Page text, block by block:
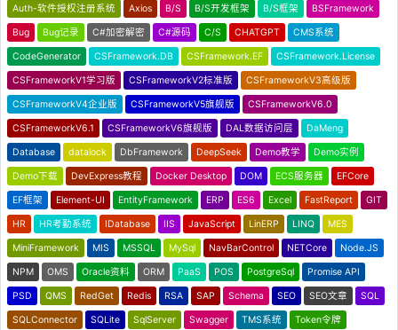
Auth-软件授权注册系统 Axios B/S B/S开发框架 B/S框架 BSFramework
Bug Bug记录 C#加密解密 C#源码 C/S CHATGPT CMS系统
CodeGenerator CSFramework.DB CSFramework.EF CSFramework.License
CSFrameworkV1学习版 CSFrameworkV2标准版 CSFrameworkV3高级版
CSFrameworkV4企业版 CSFrameworkV5旗舰版 CSFrameworkV6.0
CSFrameworkV6.1 CSFrameworkV6旗舰版 DAL数据访问层 DaMeng
Database datalock DbFramework DeepSeek Demo教学 Demo实例
Demo下载 DevExpress教程 Docker Desktop DOM ECS服务器 EFCore
EF框架 Element-UI EntityFramework ERP ES6 Excel FastReport GIT
HR HR考勤系统 IDatabase IIS JavaScript LinERP LINQ MES
MiniFramework MIS MSSQL MySql NavBarControl NETCore Node.JS
NPM OMS Oracle资料 ORM PaaS POS PostgreSql Promise API
PSD QMS RedGet Redis RSA SAP Schema SEO SEO文章 SQL
SQLConnector SQLite SqlServer Swagger TMS系统 Token令牌